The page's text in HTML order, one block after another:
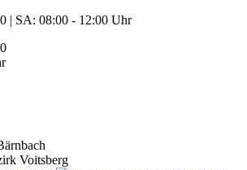
| SA: 08:00 - 12:00 Uhr
Voitsberg